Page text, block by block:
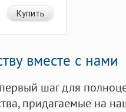
Купить
вместе с нами
шаг для
придагаемые на